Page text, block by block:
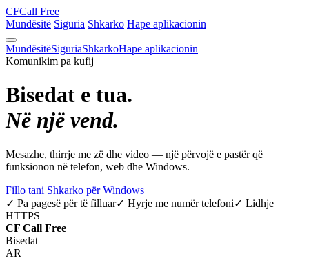
CFCall Free
Mundësitë Siguria Shkarko Hape aplikacionin
MundësitëSiguriaShkarkoHape aplikacionin
Komunikim pa kufij
Bisedat e tua.
Në një vend.
Mesazhe, thirrje me zë dhe video — një përvojë e pastër që
funksionon në telefon, web dhe Windows.
Fillo tani Shkarko për Windows
✓ Pa pagesë për të filluar✓ Hyrje me numër telefoni✓ Lidhje
HTTPS
CF Call Free
Bisedat
AR